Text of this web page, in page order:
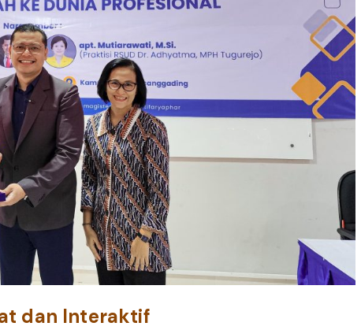
dan Interaktif